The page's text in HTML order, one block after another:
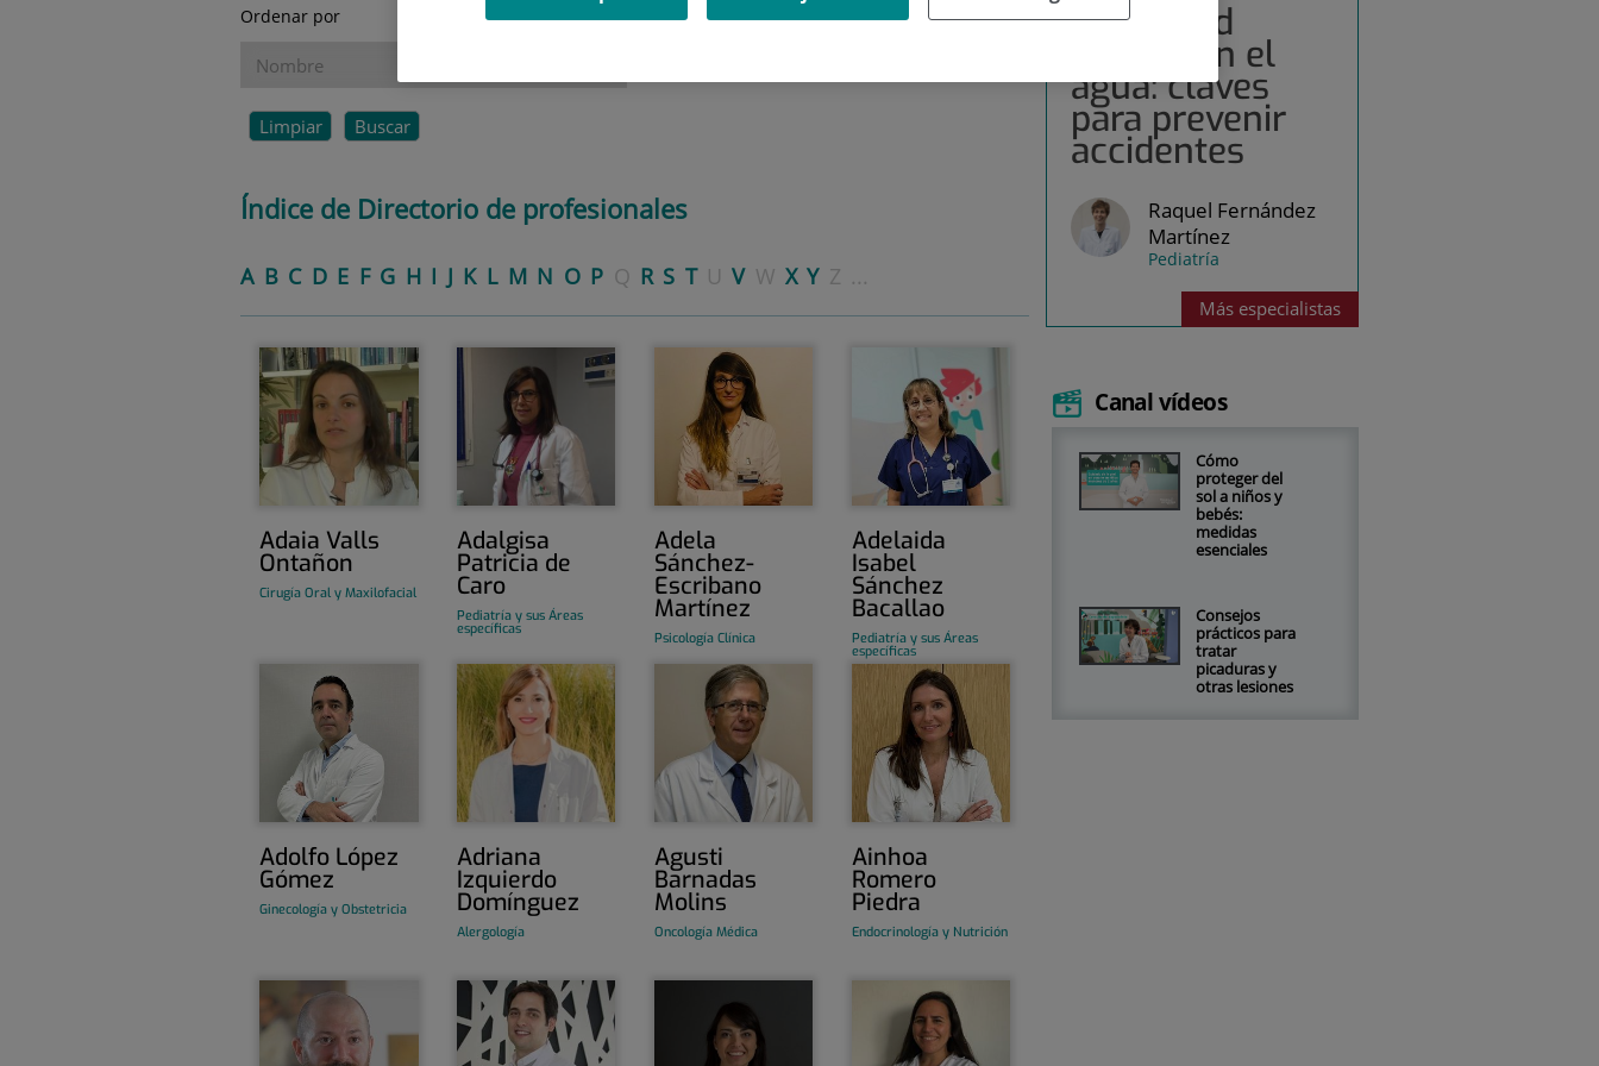
Ordenar por
Limpiar Buscar
Índice de Directorio de profesionales
A B C D E F G H I J K L M N O P Q R S T U V W X Y Z ...
Adaia Valls
Ontañon
Cirugía Oral y Maxilofacial
Adalgisa
Patricia de
Caro
Pediatría y sus Áreas
específicas
Adela
Sánchez-
Escribano
Martínez
Psicología Clínica
Adelaida
Isabel
Sánchez
Bacallao
Pediatría y sus Áreas
específicas
Adolfo López
Gómez
Ginecología y Obstetricia
Adriana
Izquierdo
Domínguez
Alergología
Agusti
Barnadas
Molins
Oncología Médica
Ainhoa
Romero
Piedra
Endocrinología y Nutrición
Seguridad
infantil en el
agua: claves
para prevenir
accidentes
Raquel Fernández
Martínez
Pediatría
Más especialistas
Canal vídeos
Cómo
proteger del
sol a niños y
bebés:
medidas
esenciales
Consejos
prácticos para
tratar
picaduras y
otras lesiones